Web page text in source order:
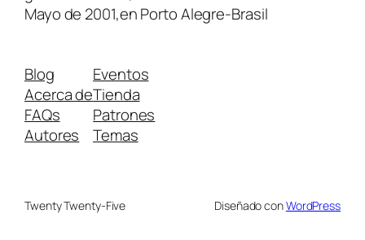
Mayo de 2001,en Porto Alegre-Brasil
Blog
Acerca de
FAQs
Autores
Eventos
Tienda
Patrones
Temas
Twenty Twenty-Five Diseñado conWordPress